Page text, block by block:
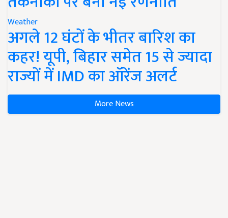
Weather
अगले 12 घंटों के भीतर बारिश का
कहर! यूपी, बिहार समेत 15 से ज्यादा
राज्यों में IMD का ऑरेंज अलर्ट
More News